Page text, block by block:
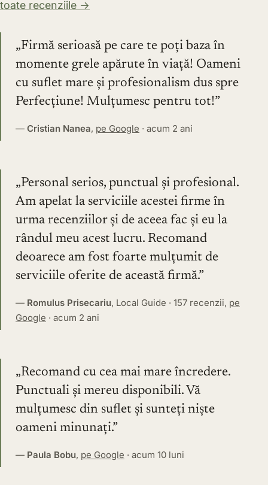
toate recenziile →
Firmă serioasă pe care te poți baza în
momente grele apărute în viață! Oameni
cu suflet mare și profesionalism dus spre
Perfecțiune! Mulțumesc pentru tot!
— Cristian Nanea, pe Google · acum 2 ani
Personal serios, punctual și profesional.
Am apelat la serviciile acestei firme în
urma recenziilor și de aceea fac și eu la
rândul meu acest lucru. Recomand
deoarece am fost foarte mulțumit de
serviciile oferite de această firmă.
— Romulus Prisecariu, Local Guide · 157 recenzii, pe
Google · acum 2 ani
Recomand cu cea mai mare încredere.
Punctuali și mereu disponibili. Vă
mulțumesc din suflet și sunteți niște
oameni minunați.
— Paula Bobu, pe Google · acum 10 luni